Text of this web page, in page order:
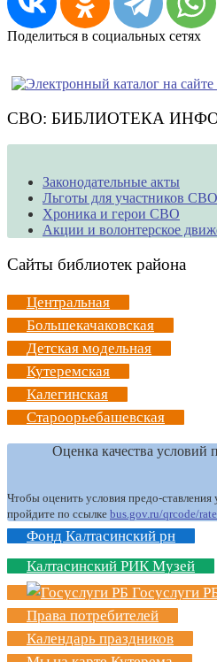
Поделиться в социальных сетях
СВО: БИБЛИОТЕКА
Законодательные акты
Льготы для участников
Хроника и герои СВО
Акции и волонтерское
Сайты библиотек района
Центральная
Большекачаковская
Детская модельная
Кутеремская
Калегинская
Староорьебашевская
Оценка качества условий
Чтобы оценить условия предо-ставления
пройдите по ссылке bus.gov.ru/qrcode/
Фонд Калтасинский рн
Калтасинский РИК Музей
Госуслуги
Права потребителей
Календарь праздников